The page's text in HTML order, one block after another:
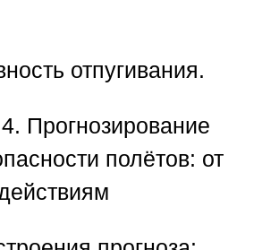
отпугивания.
Прогнозирование
полётов: от